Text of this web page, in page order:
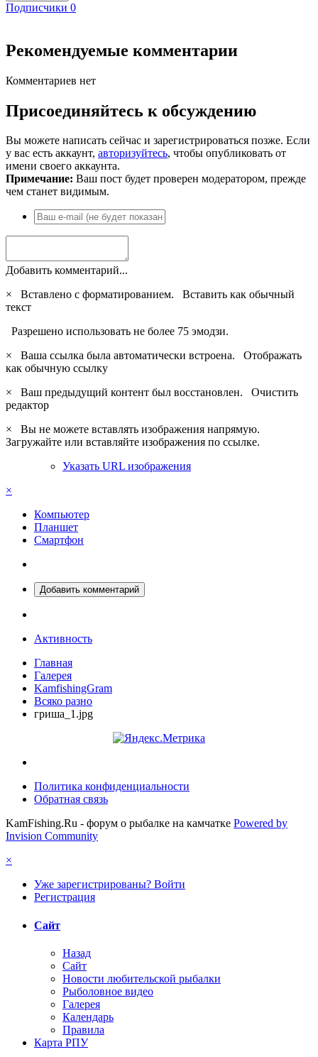
Подписчики 0
Рекомендуемые комментарии
Комментариев нет
Присоединяйтесь к обсуждению
Вы можете написать сейчас и зарегистрироваться позже. Если
у вас есть аккаунт, авторизуйтесь, чтобы опубликовать от
имени своего аккаунта.
Примечание: Ваш пост будет проверен модератором, прежде
чем станет видимым.
Добавить комментарий...
×
Вставлено с форматированием. Вставить как обычный
текст
Разрешено использовать не более 75 эмодзи.
×
Ваша ссылка была автоматически встроена. Отображать
как обычную ссылку
×
Ваш предыдущий контент был восстановлен. Очистить
редактор
×
Вы не можете вставлять изображения напрямую.
Загружайте или вставляйте изображения по ссылке.
Указать URL изображения
×
Компьютер
Планшет
Смартфон
Добавить комментарий
Активность
Главная
Галерея
KamfishingGram
Всяко разно
гриша_1.jpg
Политика конфиденциальности
Обратная связь
KamFishing.Ru - форум о рыбалке на камчатке Powered by
Invision Community
×
Уже зарегистрированы? Войти
Регистрация
Сайт
Назад
Сайт
Новости любительской рыбалки
Рыболовное видео
Галерея
Календарь
Правила
Карта РПУ